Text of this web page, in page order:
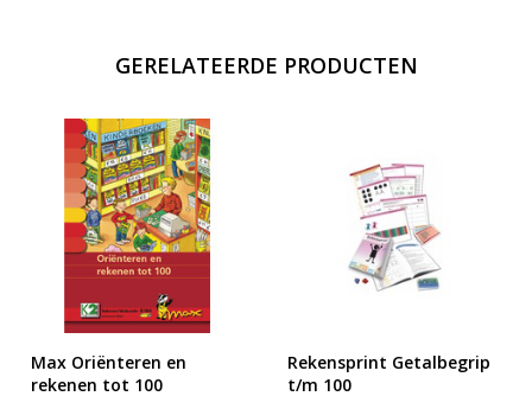
GERELATEERDE PRODUCTEN
Max Oriënteren en
rekenen tot 100
Rekensprint Getalbegrip
t/m 100